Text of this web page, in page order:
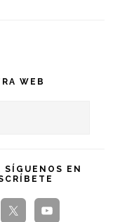
WEB
SÍGUENOS EN